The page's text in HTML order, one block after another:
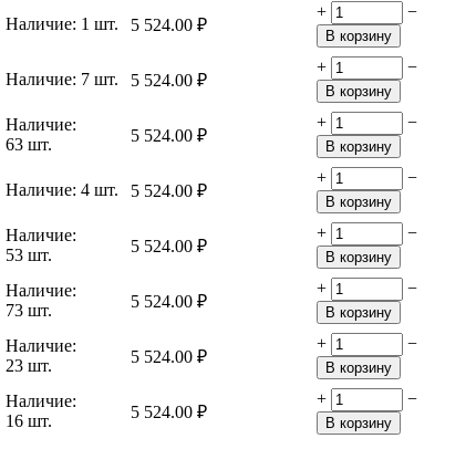
Наличие: 1 шт. 5 524.00 ₽
+ −
В корзину
Наличие: 7 шт. 5 524.00 ₽
+ −
В корзину
Наличие:
63 шт.
5 524.00 ₽
+ −
В корзину
Наличие: 4 шт. 5 524.00 ₽
+ −
В корзину
Наличие:
53 шт.
5 524.00 ₽
+ −
В корзину
Наличие:
73 шт.
5 524.00 ₽
+ −
В корзину
Наличие:
23 шт.
5 524.00 ₽
+ −
В корзину
Наличие:
16 шт.
5 524.00 ₽
+ −
В корзину